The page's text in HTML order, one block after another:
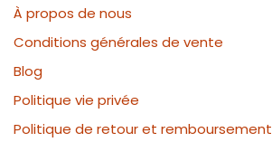
À propos de nous
Conditions générales de vente
Blog
Politique vie privée
Politique de retour et remboursement